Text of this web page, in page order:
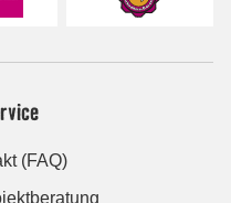
(FAQ)